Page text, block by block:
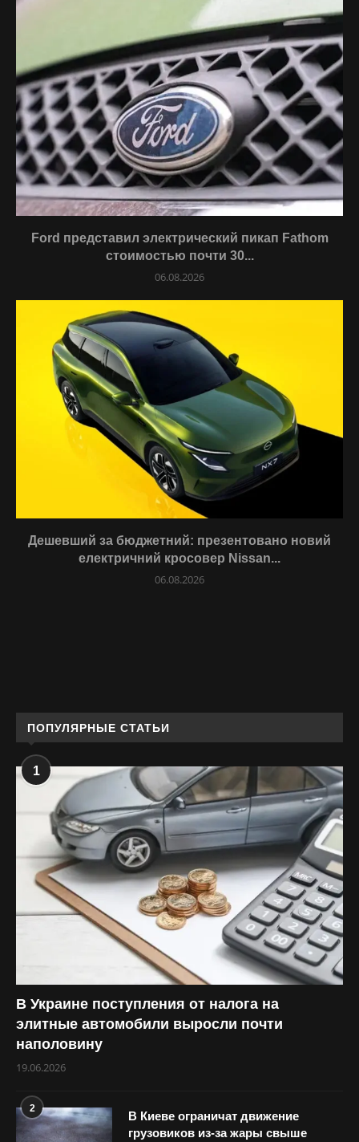
Ford представил электрический пикап Fathom
стоимостью почти 30...
06.08.2026
Дешевший за бюджетний: презентовано новий
електричний кросовер Nissan...
06.08.2026
ПОПУЛЯРНЫЕ СТАТЬИ
1
В Украине поступления от налога на
элитные автомобили выросли почти
наполовину
19.06.2026
2
В Киеве ограничат движение
грузовиков из-за жары свыше